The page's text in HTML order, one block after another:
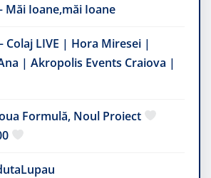
Măi Ioane,măi Ioane
Colaj LIVE | Hora Miresei |
| Akropolis Events Craiova |
Formulă, Noul Proiect